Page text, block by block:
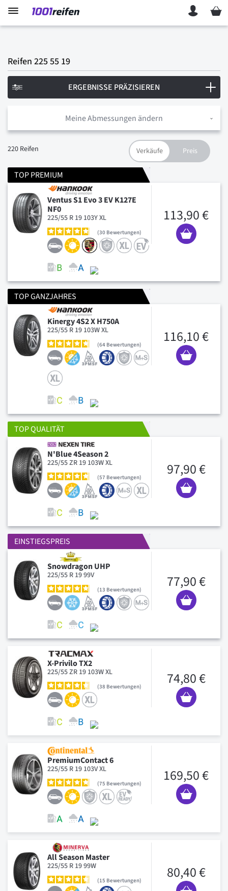
Mein
Reifen 225 55 19
Meine Abmessungen ändern
220 Reifen
TOP PREMIUM
Ventus S1 Evo 3 EV K127E
NF0
225/55 R 19 103Y XL
30 Bewertungen
113,90 €
TOP GANZJAHRES
Kinergy 4S2 X H750A
225/55 R 19 103W XL
64 Bewertungen 116,10 €
TOP QUALITÄT
N'Blue 4Season 2
225/55 ZR 19 103W XL
57 Bewertungen 97,90 €
EINSTIEGSPREIS
Snowdragon UHP
225/55 R 19 99V
13 Bewertungen 77,90 €
X-Privilo TX2
225/55 ZR 19 103W XL
38 Bewertungen 74,80 €
PremiumContact 6
225/55 R 19 103V XL
75 Bewertungen 169,50 €
All Season Master
225/55 R 19 99W
15 Bewertungen 80,40 €
ERGEBNISSE PRÄZISIEREN